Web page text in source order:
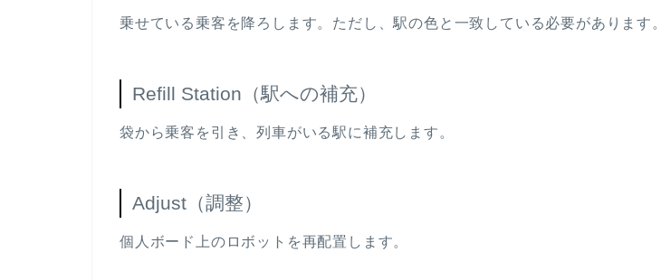
乗せている乗客を降ろします。ただし、駅の色と一致している必要があります。
Refill Station（駅への補充）
袋から乗客を引き、列車がいる駅に補充します。
Adjust（調整）
個人ボード上のロボットを再配置します。